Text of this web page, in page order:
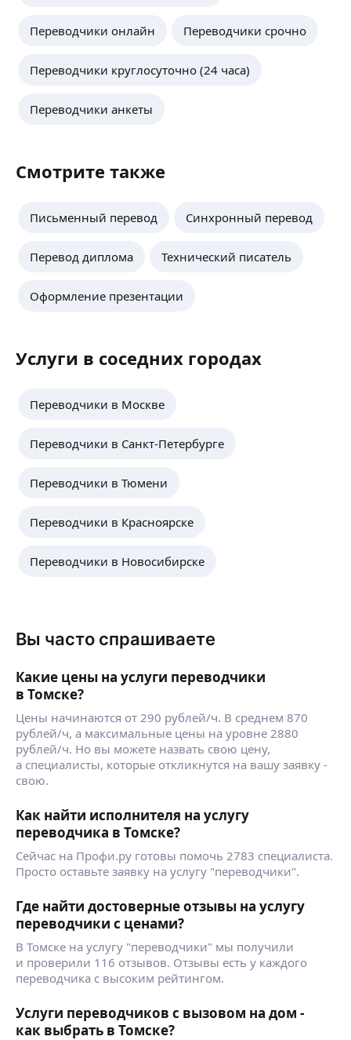
Переводчики онлайн Переводчики срочно
Переводчики круглосуточно (24 часа)
Переводчики анкеты
Смотрите также
Письменный перевод Синхронный перевод
Перевод диплома Технический писатель
Оформление презентации
Услуги в соседних городах
Переводчики в Москве
Переводчики в Санкт-Петербурге
Переводчики в Тюмени
Переводчики в Красноярске
Переводчики в Новосибирске
Вы часто спрашиваете
Какие цены на услуги переводчики
в Томске?
Цены начинаются от 290 рублей/ч. В среднем 870
рублей/ч, а максимальные цены на уровне 2880
рублей/ч. Но вы можете назвать свою цену,
а специалисты, которые откликнутся на вашу заявку -
свою.
Как найти исполнителя на услугу
переводчика в Томске?
Сейчас на Профи.ру готовы помочь 2783 специалиста.
Просто оставьте заявку на услугу "переводчики".
Где найти достоверные отзывы на услугу
переводчики с ценами?
В Томске на услугу "переводчики" мы получили
и проверили 116 отзывов. Отзывы есть у каждого
переводчика с высоким рейтингом.
Услуги переводчиков с вызовом на дом -
как выбрать в Томске?